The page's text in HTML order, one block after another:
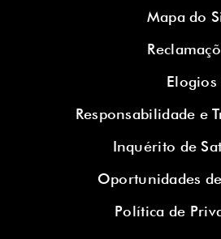
Mapa do
Elogios
Responsabilidade e
Inquérito de
Oportunidades
Política de